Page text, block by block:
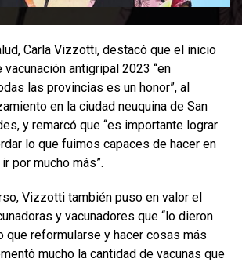
Carla Vizzotti, destacó que el inicio
vacunación antigripal 2023 “en
las provincias es un honor”, al
en la ciudad neuquina de San
y remarcó que “es importante lograr
lo que fuimos capaces de hacer en
por mucho más”.
Vizzotti también puso en valor el
y vacunadores que “lo dieron
que reformularse y hacer cosas más
mucho la cantidad de vacunas que